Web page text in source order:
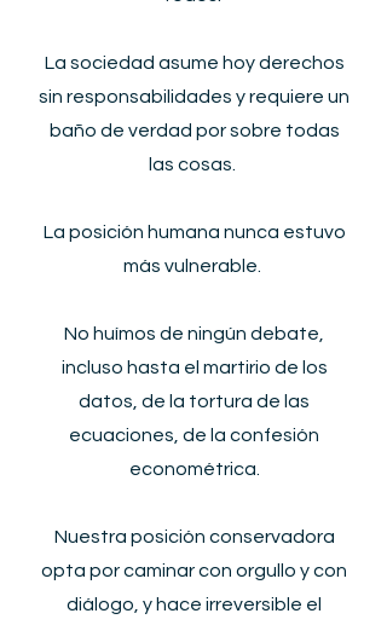
La sociedad asume hoy derechos
sin responsabilidades y requiere un
baño de verdad por sobre todas
las cosas.
La posición humana nunca estuvo
más vulnerable.
No huímos de ningún debate,
incluso hasta el martirio de los
datos, de la tortura de las
ecuaciones, de la confesión
econométrica.​
Nuestra posición conservadora
opta por caminar con orgullo y con
diálogo, y hace irreversible el